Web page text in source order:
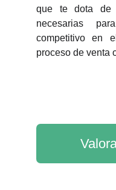
que te dota de
necesarias
competitivo en
proceso de venta